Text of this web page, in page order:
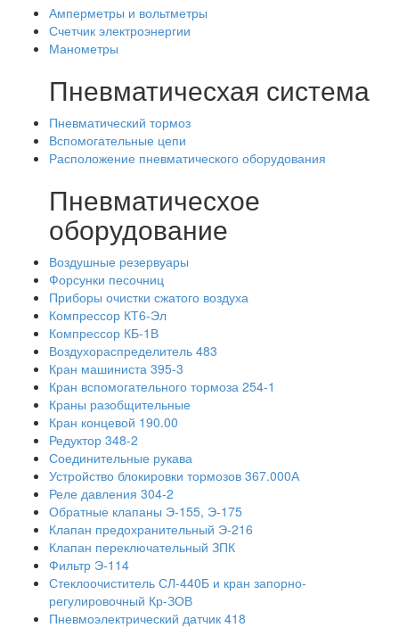
Амперметры и вольтметры
Счетчик электроэнергии
Манометры
Пневматичесхая система
Пневматический тормоз
Вспомогательные цепи
Расположение пневматического оборудования
Пневматичесхое
оборудование
Воздушные резервуары
Форсунки песочниц
Приборы очистки сжатого воздуха
Компрессор КТ6-Эл
Компрессор КБ-1В
Воздухораспределитель 483
Кран машиниста 395-3
Кран вспомогательного тормоза 254-1
Краны разобщительные
Кран концевой 190.00
Редуктор 348-2
Соединительные рукава
Устройство блокировки тормозов 367.000А
Реле давления 304-2
Обратные клапаны Э-155, Э-175
Клапан предохранительный Э-216
Клапан переключательный ЗПК
Фильтр Э-114
Стеклоочиститель СЛ-440Б и кран запорно-
регулировочный Кр-ЗОВ
Пневмоэлектрический датчик 418